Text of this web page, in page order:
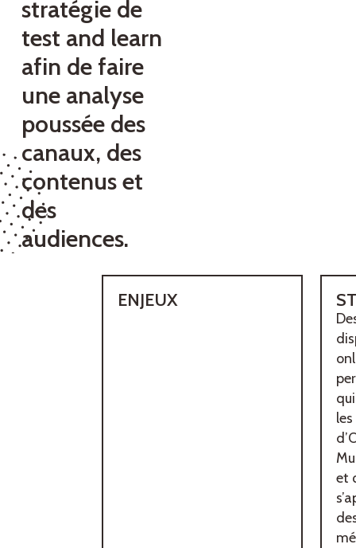
stratégie de
test and learn
afin de faire
une analyse
poussée des
canaux, des
contenus et
des
audiences.
ENJEUX
et